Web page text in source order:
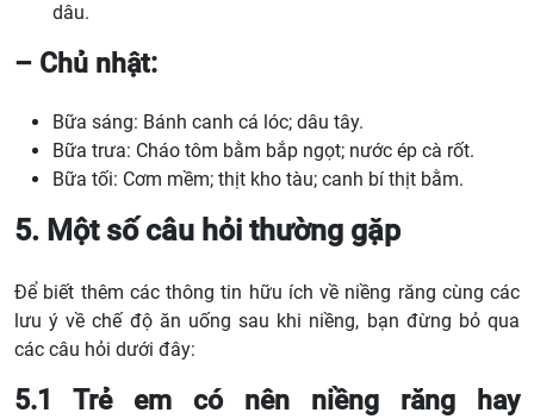
dâu.
– Chủ nhật:
Bữa sáng: Bánh canh cá lóc; dâu tây.
Bữa trưa: Cháo tôm bằm bắp ngọt; nước ép cà rốt.
Bữa tối: Cơm mềm; thịt kho tàu; canh bí thịt bằm.
5. Một số câu hỏi thường gặp
Để biết thêm các thông tin hữu ích về niềng răng cùng các
lưu ý về chế độ ăn uống sau khi niềng, bạn đừng bỏ qua
các câu hỏi dưới đây:
5.1 Trẻ em có nên niềng răng hay